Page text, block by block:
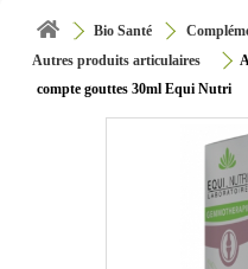
Bio Santé
Autres produits articulaires
compte gouttes 30ml Equi Nutri